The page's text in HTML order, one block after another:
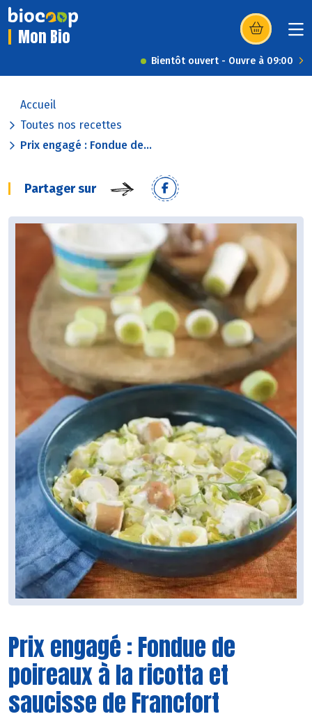
Mon Bio (s’ouvre dans
Bientôt ouvert - Ouvre à 09:00
Accueil
Toutes nos recettes
Prix engagé : Fondue de...
Partager sur
Prix engagé : Fondue de
poireaux à la ricotta et
saucisse de Francfort